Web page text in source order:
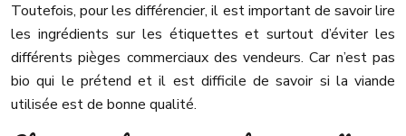
Toutefois, pour les différencier, il est important de savoir lire
les ingrédients sur les étiquettes et surtout d’éviter les
différents pièges commerciaux des vendeurs. Car n’est pas
bio qui le prétend et il est difficile de savoir si la viande
utilisée est de bonne qualité.